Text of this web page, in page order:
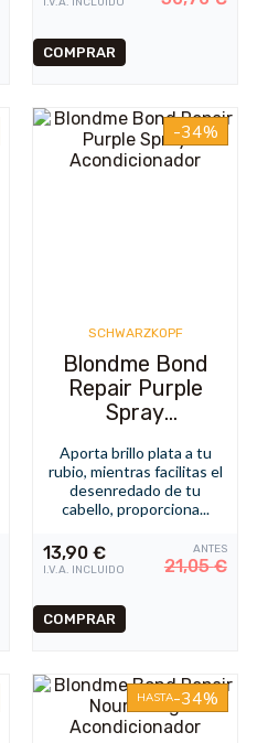
-34%
SCHWARZKOPF
Blondme Bond
Repair Purple
Spray
Aporta brillo plata a tu
rubio, mientras facilitas el
desenredado de tu
cabello, proporciona...
13,90€
I.V.A. INCLUIDO
ANTES
21,05€
HASTA-34%